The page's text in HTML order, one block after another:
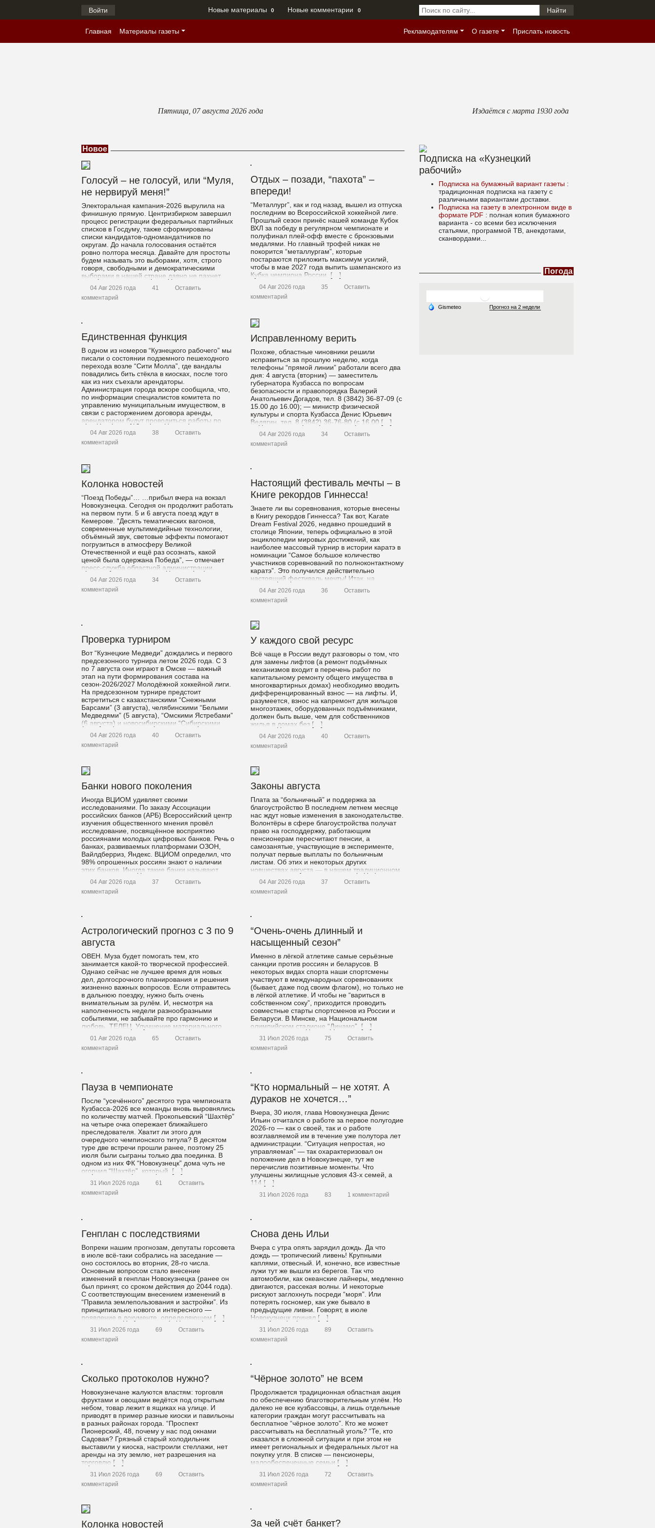
Войти Новые материалы 0 Новые комментарии 0
Главная Материалы газеты Рекламодателям О газете Прислать новость
Пятница, 07 августа 2026 года Издаётся с марта 1930 года
Новое
Голосуй – не голосуй, или “Муля,
не нервируй меня!”
Электоральная кампания-2026 вырулила на
финишную прямую. Центризбирком завершил
процесс регистрации федеральных партийных
списков в Госдуму, также сформированы
списки кандидатов-одномандатников по
округам. До начала голосования остаётся
ровно полтора месяца. Давайте для простоты
будем называть это выборами, хотя, строго
говоря, свободными и демократическими
выборами в нашей стране давно не пахнет.
Когда высказывания цензурируются, сколько-то
заметные политики с […]
04 Авг 2026 года 41
Оставить
комментарий
Отдых – позади, “пахота” –
впереди!
“Металлург”, как и год назад, вышел из отпуска
последним во Всероссийской хоккейной лиге.
Прошлый сезон принёс нашей команде Кубок
ВХЛ за победу в регулярном чемпионате и
полуфинал плей-офф вместе с бронзовыми
медалями. Но главный трофей никак не
покорится “металлургам”, которые
постараются приложить максимум усилий,
чтобы в мае 2027 года выпить шампанского из
Кубка чемпиона России. […]
04 Авг 2026 года 35
Оставить
комментарий
Единственная функция
В одном из номеров “Кузнецкого рабочего” мы
писали о состоянии подземного пешеходного
перехода возле “Сити Молла”, где вандалы
повадились бить стёкла в киосках, после того
как из них съехали арендаторы.
Администрация города вскоре сообщила, что,
по информации специалистов комитета по
управлению муниципальным имуществом, в
связи с расторжением договора аренды,
арендатором будут проводиться работы по
демонтажу […]
04 Авг 2026 года 38
Оставить
комментарий
Исправленному верить
Похоже, областные чиновники решили
исправиться за прошлую неделю, когда
телефоны “прямой линии” работали всего два
дня: 4 августа (вторник) — заместитель
губернатора Кузбасса по вопросам
безопасности и правопорядка Валерий
Анатольевич Догадов, тел. 8 (3842) 36-87-09 (с
15.00 до 16.00); — министр физической
культуры и спорта Кузбасса Денис Юрьевич
Ведягин, тел. 8 (3842) 36-76-80 (с 16.00 […]
04 Авг 2026 года 34
Оставить
комментарий
Колонка новостей
“Поезд Победы”… …прибыл вчера на вокзал
Новокузнецка. Сегодня он продолжит работать
на первом пути. 5 и 6 августа поезд ждут в
Кемерове. “Десять тематических вагонов,
современные мультимедийные технологии,
объёмный звук, световые эффекты помогают
погрузиться в атмосферу Великой
Отечественной и ещё раз осознать, какой
ценой была одержана Победа”, — отмечает
пресс-служба областной администрации.
04 Авг 2026 года 34
Оставить
комментарий
Настоящий фестиваль мечты – в
Книге рекордов Гиннесса!
Знаете ли вы соревнования, которые внесены
в Книгу рекордов Гиннесса? Так вот, Karate
Dream Festival 2026, недавно прошедший в
столице Японии, теперь официально в этой
энциклопедии мировых достижений, как
наиболее массовый турнир в истории каратэ в
номинации “Самое большое количество
участников соревнований по полноконтактному
каратэ”. Это получился действительно
настоящий фестиваль мечты! Итак, на
04 Авг 2026 года 36
Оставить
комментарий
Проверка турниром
Вот “Кузнецкие Медведи” дождались и первого
предсезонного турнира летом 2026 года. С 3
по 7 августа они играют в Омске — важный
этап на пути формирования состава на
сезон-2026/2027 Молодёжной хоккейной лиги.
На предсезонном турнире предстоит
встретиться с казахстанскими “Снежными
Барсами” (3 августа), челябинскими “Белыми
Медведями” (5 августа), “Омскими Ястребами”
(6 августа) и новосибирскими “Сибирскими
04 Авг 2026 года 40
Оставить
комментарий
У каждого свой ресурс
Всё чаще в России ведут разговоры о том, что
для замены лифтов (а ремонт подъёмных
механизмов входит в перечень работ по
капитальному ремонту общего имущества в
многоквартирных домах) необходимо вводить
дифференцированный взнос — на лифты. И,
разумеется, взнос на капремонт для жильцов
многоэтажек, оборудованных подъёмниками,
должен быть выше, чем для собственников
жилья в домах без […]
04 Авг 2026 года 40
Оставить
комментарий
Банки нового поколения
Иногда ВЦИОМ удивляет своими
исследованиями. По заказу Ассоциации
российских банков (АРБ) Всероссийский центр
изучения общественного мнения провёл
исследование, посвящённое восприятию
россиянами молодых цифровых банков. Речь о
банках, развиваемых платформами ОЗОН,
Вайлдберриз, Яндекс. ВЦИОМ определил, что
98% опрошенных россиян знают о наличии
этих банков. Иногда такие банки называют
Банк занял второе место […]
04 Авг 2026 года 37
Оставить
комментарий
Законы августа
Плата за “больничный” и поддержка за
благоустройство В последнем летнем месяце
нас ждут новые изменения в законодательстве.
Волонтёры в сфере благоустройства получат
право на господдержку, работающим
пенсионерам пересчитают пенсии, а
самозанятые, участвующие в эксперименте,
получат первые выплаты по больничным
листам. Об этих и некоторых других
новшествах августа — в нашем традиционном
04 Авг 2026 года 37
Оставить
комментарий
Астрологический прогноз с 3 по 9
августа
ОВЕН. Муза будет помогать тем, кто
занимается какой-то творческой профессией.
Однако сейчас не лучшее время для новых
дел, долгосрочного планирования и решения
жизненно важных вопросов. Если отправитесь
в дальнюю поездку, нужно быть очень
внимательным за рулём. И, несмотря на
наполненность недели разнообразными
событиями, не забывайте про гармонию и
любовь. ТЕЛЕЦ. Улучшение материального
01 Авг 2026 года 65
Оставить
комментарий
“Очень-очень длинный и
насыщенный сезон”
Именно в лёгкой атлетике самые серьёзные
санкции против россиян и беларусов. В
некоторых видах спорта наши спортсмены
участвуют в международных соревнованиях
(бывает, даже под своим флагом), но только не
в лёгкой атлетике. И чтобы не “вариться в
собственном соку”, приходится проводить
совместные старты спортсменов из России и
Беларуси. В Минске, на Национальном
олимпийском стадионе “Динамо”, […]
31 Июл 2026 года 75
Оставить
комментарий
Пауза в чемпионате
После “усечённого” десятого тура чемпионата
Кузбасса-2026 все команды вновь выровнялись
по количеству матчей. Прокопьевский “Шахтёр”
на четыре очка опережает ближайшего
преследователя. Хватит ли этого для
очередного чемпионского титула? В десятом
туре две встречи прошли ранее, поэтому 25
июля были сыграны только два поединка. В
одном из них ФК “Новокузнецк” дома чуть не
огорчил “Шахтёр”, который, […]
31 Июл 2026 года 61
Оставить
комментарий
“Кто нормальный – не хотят. А
дураков не хочется…”
Вчера, 30 июля, глава Новокузнецка Денис
Ильин отчитался о работе за первое полугодие
2026-го — как о своей, так и о работе
возглавляемой им в течение уже полутора лет
администрации. “Ситуация непростая, но
управляемая” — так охарактеризовал он
положение дел в Новокузнецке, тут же
перечислив позитивные моменты. Что
улучшены жилищные условия 43-х семей, а
114 […]
31 Июл 2026 года 83 1 комментарий
Генплан с последствиями
Вопреки нашим прогнозам, депутаты горсовета
в июле всё-таки собрались на заседание —
оно состоялось во вторник, 28-го числа.
Основным вопросом стало внесение
изменений в генплан Новокузнецка (ранее он
был принят, со сроком действия до 2044 года).
С соответствующим внесением изменений в
“Правила землепользования и застройки”. Из
принципиально нового и интересного —
появление в документе, определяющем […]
31 Июл 2026 года 69
Оставить
комментарий
Снова день Ильи
Вчера с утра опять зарядил дождь. Да что
дождь — тропический ливень! Крупными
каплями, отвесный. И, конечно, все известные
лужи тут же вышли из берегов. Так что
автомобили, как океанские лайнеры, медленно
двигаются, рассекая волны. И некоторые
рискуют заглохнуть посреди “моря”. Или
потерять госномер, как уже бывало в
предыдущие ливни. Говорят, в июле
Новокузнецк принял […]
31 Июл 2026 года 89
Оставить
комментарий
Сколько протоколов нужно?
Новокузнечане жалуются властям: торговля
фруктами и овощами ведётся под открытым
небом, товар лежит в ящиках на улице. И
приводят в пример разные киоски и павильоны
в разных районах города. “Проспект
Пионерский, 48, почему у нас под окнами
Садовая? Грязный старый холодильник
выставили у киоска, настроили стеллажи, нет
аренды на эту землю, нет разрешения на
торговлю […]
31 Июл 2026 года 69
Оставить
комментарий
“Чёрное золото” не всем
Продолжается традиционная областная акция
по обеспечению благотворительным углём. Но
далеко не все кузбассовцы, а лишь отдельные
категории граждан могут рассчитывать на
бесплатное “чёрное золото”. Кто же может
рассчитывать на бесплатный уголь? “Те, кто
оказался в сложной ситуации и при этом не
имеет региональных и федеральных льгот на
покупку угля. В списке — пенсионеры,
малообеспеченные семьи […]
31 Июл 2026 года 72
Оставить
комментарий
Колонка новостей За чей счёт банкет?
Подписка на «Кузнецкий
рабочий»
Подписка на бумажный вариант газеты :
традиционная подписка на газету с
различными вариантами доставки.
Подписка на газету в электронном виде в
формате PDF : полная копия бумажного
варианта - со всеми без исключения
статьями, программой ТВ, анекдотами,
сканвордами...
Погода